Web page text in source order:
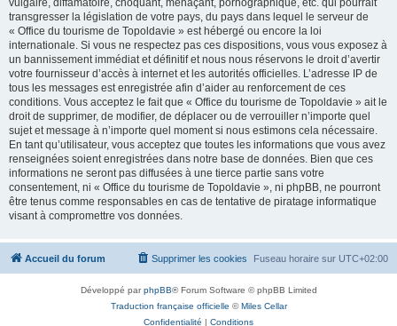
vulgaire, diffamatoire, choquant, menaçant, pornographique, etc. qui pourrait
transgresser la législation de votre pays, du pays dans lequel le serveur de
« Office du tourisme de Topoldavie » est hébergé ou encore la loi
internationale. Si vous ne respectez pas ces dispositions, vous vous exposez à
un bannissement immédiat et définitif et nous nous réservons le droit d’avertir
votre fournisseur d’accès à internet et les autorités officielles. L’adresse IP de
tous les messages est enregistrée afin d’aider au renforcement de ces
conditions. Vous acceptez le fait que « Office du tourisme de Topoldavie » ait le
droit de supprimer, de modifier, de déplacer ou de verrouiller n’importe quel
sujet et message à n’importe quel moment si nous estimons cela nécessaire.
En tant qu’utilisateur, vous acceptez que toutes les informations que vous avez
renseignées soient enregistrées dans notre base de données. Bien que ces
informations ne seront pas diffusées à une tierce partie sans votre
consentement, ni « Office du tourisme de Topoldavie », ni phpBB, ne pourront
être tenus comme responsables en cas de tentative de piratage informatique
visant à compromettre vos données.
Accueil du forum Fuseau horaire sur UTC+02:00
Supprimer les cookies
Développé parphpBB® Forum Software © phpBB Limited
Traduction française officielle ©Miles Cellar
Confidentialité | Conditions